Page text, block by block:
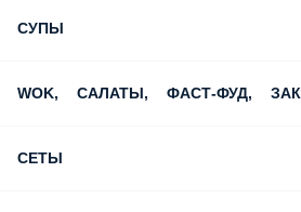
СУПЫ
WOK, САЛАТЫ, ФАСТ-ФУД, ЗАКУСКИ
СЕТЫ